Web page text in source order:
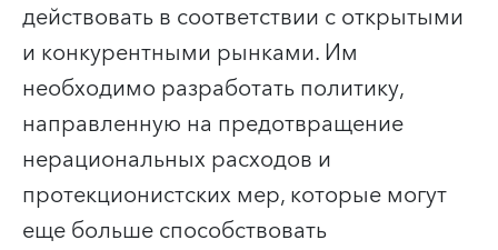
действовать в соответствии с открытыми
и конкурентными рынками.Им
необходимо разработать политику,
направленную на предотвращение
нерациональных расходов и
протекционистских мер, которые могут
еще больше способствовать